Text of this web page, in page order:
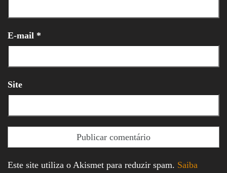
E-mail *
Site
Este site utiliza o Akismet para reduzir spam. Saiba